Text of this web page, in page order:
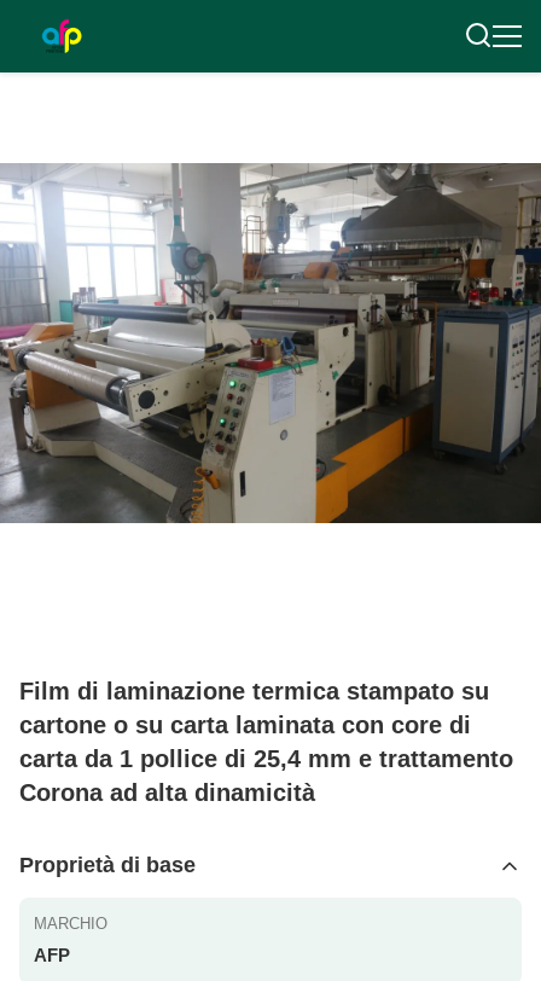
Film di laminazione termica stampato su
cartone o su carta laminata con core di
carta da 1 pollice di 25,4 mm e trattamento
Corona ad alta dinamicità
Proprietà di base
MARCHIO
AFP